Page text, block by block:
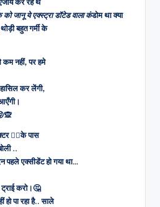
जानू ये एक्स्ट्रा डॉटेड वाला कंडोम था क्या
बहुत गर्मी के
नहीं, पर हमे
कर लेंगी,
👨‍⚕️के पास
..
पहले एक्सीडेंट हो गया था…
करो।🤔
पा रहा है.. साले